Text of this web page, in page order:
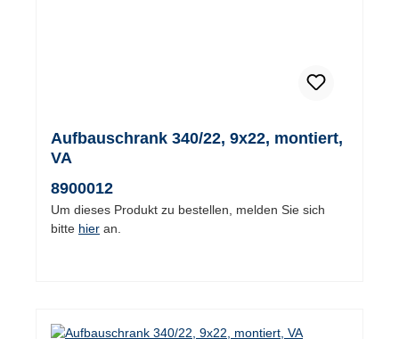
Aufbauschrank 340/22, 9x22, montiert,
VA
8900012
Um dieses Produkt zu bestellen, melden Sie sich
bitte hier an.